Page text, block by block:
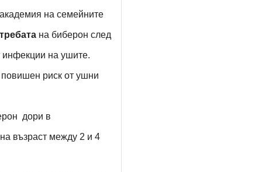
на семейните
на биберон след
инфекции на ушите.
повишен риск от ушни
дори в
възраст между 2 и 4